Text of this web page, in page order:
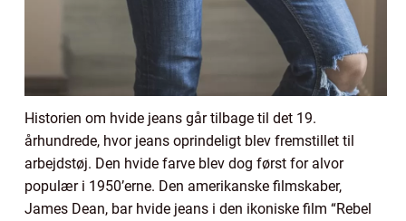
Historien om hvide jeans går tilbage til det 19.
århundrede, hvor jeans oprindeligt blev fremstillet til
arbejdstøj. Den hvide farve blev dog først for alvor
populær i 1950’erne. Den amerikanske filmskaber,
James Dean, bar hvide jeans i den ikoniske film “Rebel